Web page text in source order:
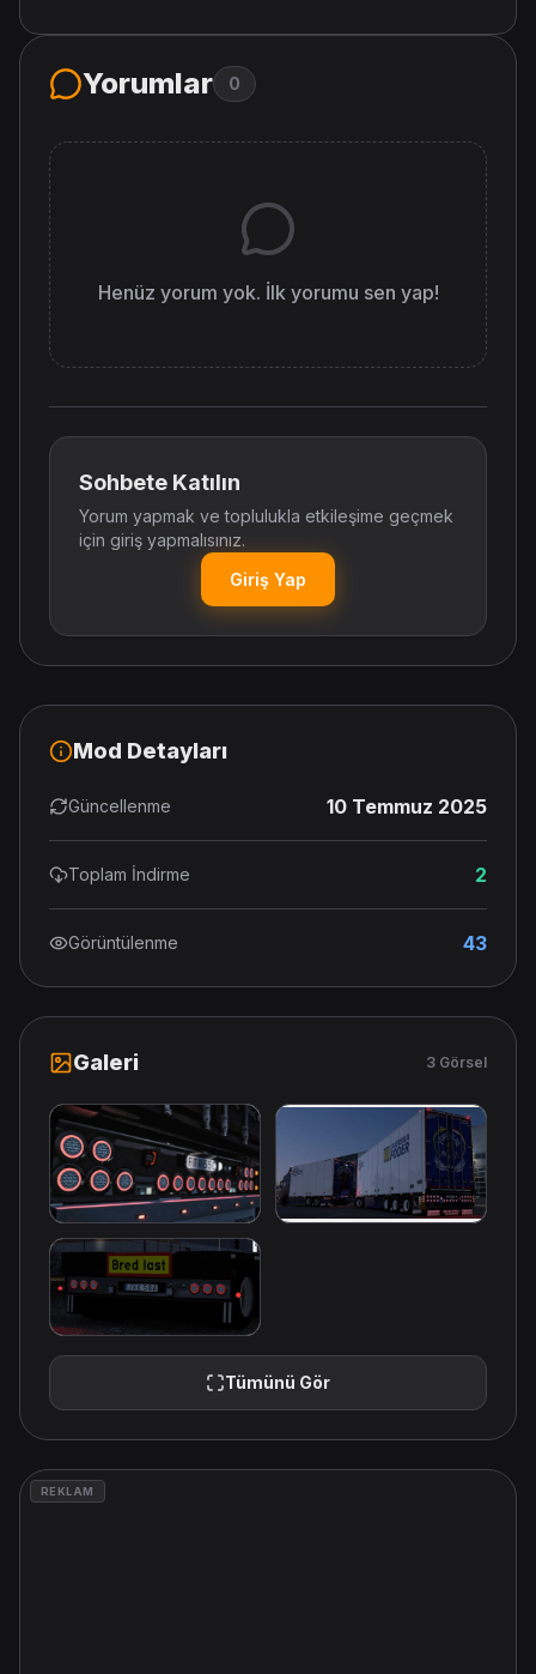
Yorumlar 0
Henüz yorum yok. İlk yorumu sen yap!
Sohbete Katılın
Yorum yapmak ve toplulukla etkileşime geçmek
için giriş yapmalısınız.
Giriş Yap
Mod Detayları
Güncellenme 10 Temmuz 2025
Toplam İndirme 2
Görüntülenme 43
Galeri 3 Görsel
Tümünü Gör
REKLAM